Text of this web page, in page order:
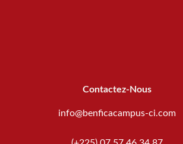
Contactez-Nous
info@benficacampus-ci.com